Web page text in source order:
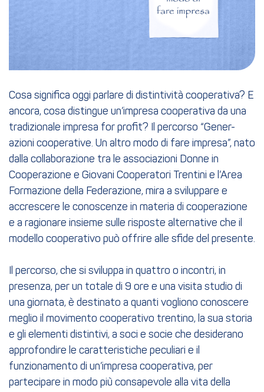
Cosa significa oggi parlare di distintività cooperativa? E
ancora, cosa distingue un’impresa cooperativa da una
tradizionale impresa for profit? Il percorso “Gener-
azioni cooperative. Un altro modo di fare impresa”, nato
dalla collaborazione tra le associazioni Donne in
Cooperazione e Giovani Cooperatori Trentini e l’Area
Formazione della Federazione, mira a sviluppare e
accrescere le conoscenze in materia di cooperazione
e a ragionare insieme sulle risposte alternative che il
modello cooperativo può offrire alle sfide del presente.
Il percorso, che si sviluppa in quattro o incontri, in
presenza, per un totale di 9 ore e una visita studio di
una giornata, è destinato a quanti vogliono conoscere
meglio il movimento cooperativo trentino, la sua storia
e gli elementi distintivi, a soci e socie che desiderano
approfondire le caratteristiche peculiari e il
funzionamento di un’impresa cooperativa, per
partecipare in modo più consapevole alla vita della